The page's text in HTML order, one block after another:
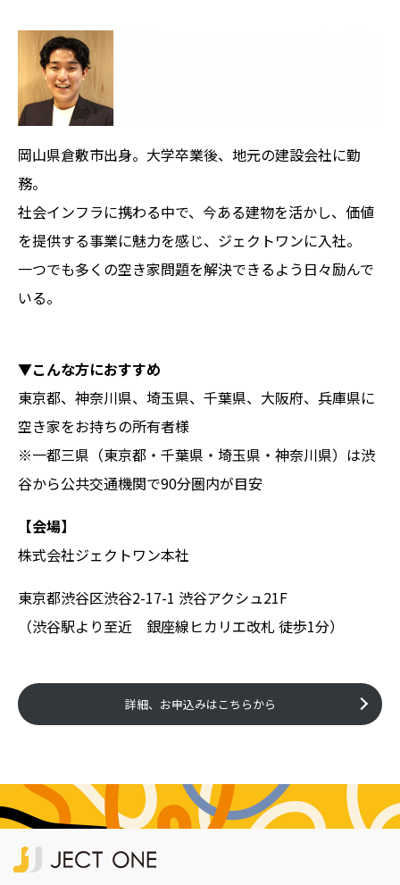
岡山県倉敷市出身。大学卒業後、地元の建設会社に勤
務。
社会インフラに携わる中で、今ある建物を活かし、価値
を提供する事業に魅力を感じ、ジェクトワンに入社。
一つでも多くの空き家問題を解決できるよう日々励んで
いる。
▼こんな方におすすめ
東京都、神奈川県、埼玉県、千葉県、大阪府、兵庫県に
空き家をお持ちの所有者様
※一都三県（東京都・千葉県・埼玉県・神奈川県）は渋
谷から公共交通機関で90分圏内が目安
【会場】
株式会社ジェクトワン本社
東京都渋谷区渋谷2-17-1 渋谷アクシュ21F
（渋谷駅より至近 銀座線ヒカリエ改札 徒歩1分）
詳細、お申込みはこちらから